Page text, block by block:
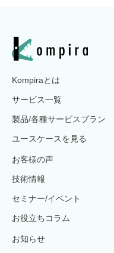
Kompiraとは
サービス一覧
製品/各種サービスプラン
ユースケースを見る
お客様の声
技術情報
セミナー/イベント
お役立ちコラム
お知らせ